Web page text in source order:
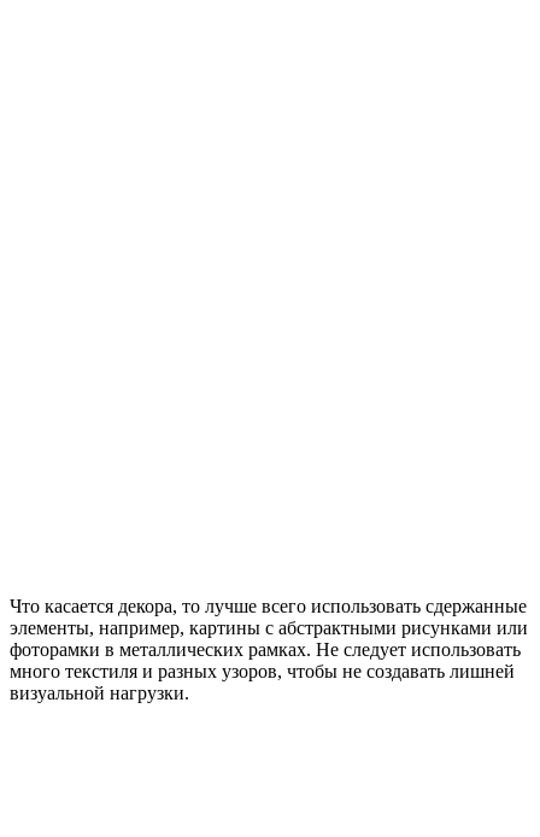
Что касается декора, то лучше всего использовать сдержанные
элементы, например, картины с абстрактными рисунками или
фоторамки в металлических рамках. Не следует использовать
много текстиля и разных узоров, чтобы не создавать лишней
визуальной нагрузки.